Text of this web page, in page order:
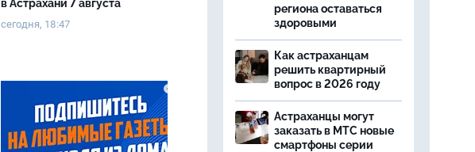
в Астрахани 7 августа
сегодня, 18:47
региона оставаться
здоровыми
Как астраханцам
решить квартирный
вопрос в 2026 году
Астраханцы могут
заказать в МТС новые
смартфоны серии